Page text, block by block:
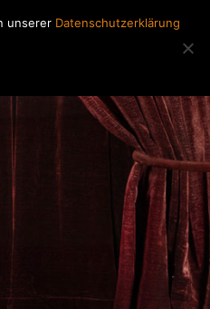
unserer Datenschutzerklärung